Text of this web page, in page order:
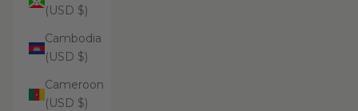
(USD $)
Cambodia
(USD $)
Cameroon
(USD $)